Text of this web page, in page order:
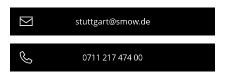
Essen
Frankfurt
Freiburg
Hamburg
stuttgart@smow.de
0711 217 474 00